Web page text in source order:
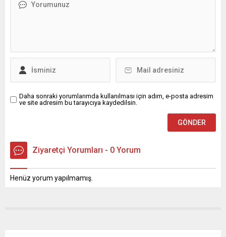
Daha sonraki yorumlarımda kullanılması için adım, e-posta adresim
ve site adresim bu tarayıcıya kaydedilsin.
Ziyaretçi Yorumları - 0 Yorum
Henüz yorum yapılmamış.